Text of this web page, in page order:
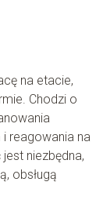
na etacie,
Chodzi o
reagowania na
niezbędna,
obsługą